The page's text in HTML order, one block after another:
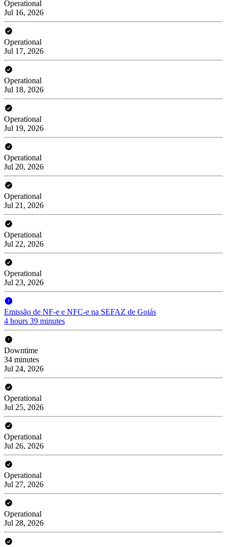
Operational
Jul 16, 2026
Operational
Jul 17, 2026
Operational
Jul 18, 2026
Operational
Jul 19, 2026
Operational
Jul 20, 2026
Operational
Jul 21, 2026
Operational
Jul 22, 2026
Operational
Jul 23, 2026
Emissão de NF-e e NFC-e na SEFAZ de Goiás
4 hours 39 minutes
Downtime
34 minutes
Jul 24, 2026
Operational
Jul 25, 2026
Operational
Jul 26, 2026
Operational
Jul 27, 2026
Operational
Jul 28, 2026